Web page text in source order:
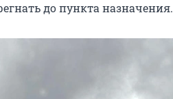
до пункта назначения.